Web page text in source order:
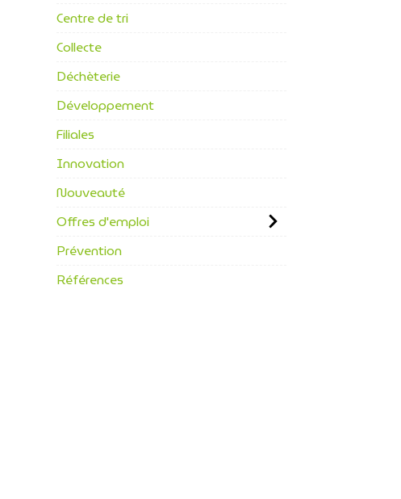
Centre de tri
Collecte
Déchèterie
Développement
Filiales
Innovation
Nouveauté
Offres d'emploi
Prévention
Références